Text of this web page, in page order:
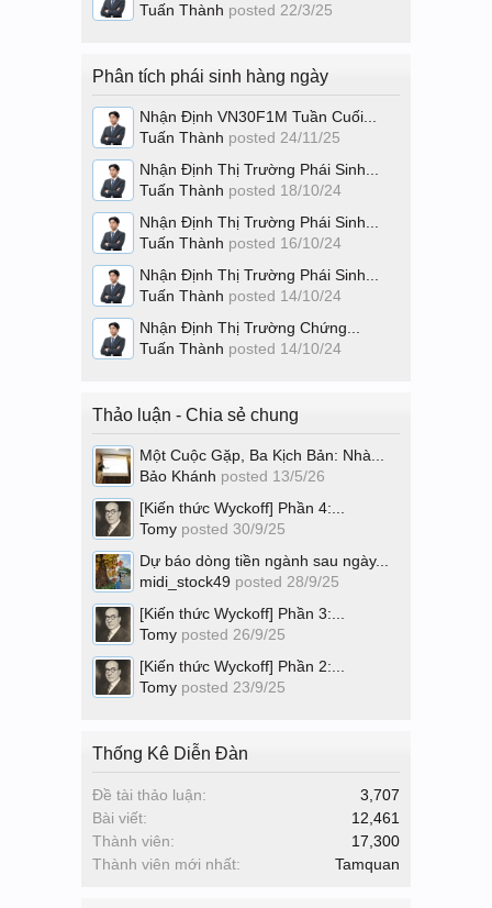
Tuấn Thành posted 22/3/25
Phân tích phái sinh hàng ngày
Nhận Định VN30F1M Tuần Cuối...
Tuấn Thành posted 24/11/25
Nhận Định Thị Trường Phái Sinh...
Tuấn Thành posted 18/10/24
Nhận Định Thị Trường Phái Sinh...
Tuấn Thành posted 16/10/24
Nhận Định Thị Trường Phái Sinh...
Tuấn Thành posted 14/10/24
Nhận Định Thị Trường Chứng...
Tuấn Thành posted 14/10/24
Thảo luận - Chia sẻ chung
Một Cuộc Gặp, Ba Kịch Bản: Nhà...
Bảo Khánh posted 13/5/26
[Kiến thức Wyckoff] Phần 4:...
Tomy posted 30/9/25
Dự báo dòng tiền ngành sau ngày...
midi_stock49 posted 28/9/25
[Kiến thức Wyckoff] Phần 3:...
Tomy posted 26/9/25
[Kiến thức Wyckoff] Phần 2:...
Tomy posted 23/9/25
Thống Kê Diễn Đàn
Đề tài thảo luận:
3,707
Bài viết:
12,461
Thành viên:
17,300
Thành viên mới nhất:
Tamquan